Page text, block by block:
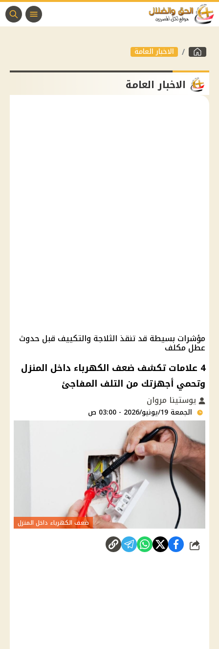
الاخبار العامة
الاخبار العامة
مؤشرات بسيطة قد تنقذ الثلاجة والتكييف قبل حدوث
عطل مكلف
4 علامات تكشف ضعف الكهرباء داخل المنزل
وتحمي أجهزتك من التلف المفاجئ
يوستينا مروان
الجمعة 19/يونيو/2026 - 03:00 ص
ضعف الكهرباء داخل المنزل
شارك